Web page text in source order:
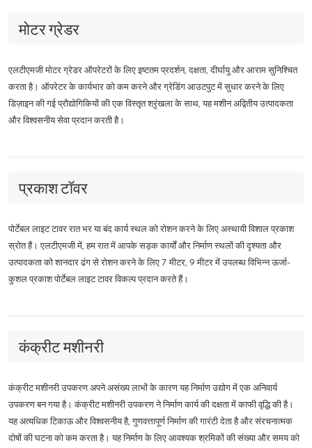
मोटर ग्रेडर
एलटीएमजी मोटर ग्रेडर ऑपरेटरों के लिए इष्टतम प्रदर्शन, दक्षता, दीर्घायु और आराम सुनिश्चित
करता है। ऑपरेटर के कार्यभार को कम करने और ग्रेडिंग आउटपुट में सुधार करने के लिए
डिज़ाइन की गई प्रौद्योगिकियों की एक विस्तृत श्रृंखला के साथ, यह मशीन अद्वितीय उत्पादकता
और विश्वसनीय सेवा प्रदान करती है।
प्रकाश टॉवर
पोर्टेबल लाइट टावर रात भर या बंद कार्य स्थल को रोशन करने के लिए अस्थायी विशाल प्रकाश
स्रोत हैं। एलटीएमजी में, हम रात में आपके सड़क कार्यों और निर्माण स्थलों की दृश्यता और
उत्पादकता को शानदार ढंग से रोशन करने के लिए 7 मीटर, 9 मीटर में उपलब्ध विभिन्न ऊर्जा-
कुशल प्रकाश पोर्टेबल लाइट टावर विकल्प प्रदान करते हैं।
कंक्रीट मशीनरी
कंक्रीट मशीनरी उपकरण अपने असंख्य लाभों के कारण यह निर्माण उद्योग में एक अनिवार्य
उपकरण बन गया है। कंक्रीट मशीनरी उपकरण ने निर्माण कार्य की दक्षता में काफी वृद्धि की है।
यह अत्यधिक टिकाऊ और विश्वसनीय है, गुणवत्तापूर्ण निर्माण की गारंटी देता है और संरचनात्मक
दोषों की घटना को कम करता है। यह निर्माण के लिए आवश्यक श्रमिकों की संख्या और समय को